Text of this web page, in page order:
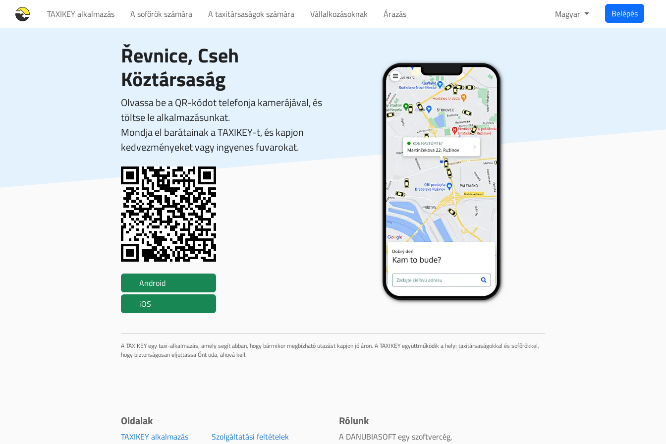
TAXIKEY alkalmazás A sofőrök számára A taxitársaságok számára Vállalkozásoknak Árazás Magyar Belépés
Řevnice, Cseh
Köztársaság
Olvassa be a QR-kódot telefonja kamerájával, és
töltse le alkalmazásunkat.
Mondja el barátainak a TAXIKEY-t, és kapjon
kedvezményeket vagy ingyenes fuvarokat.
Android
iOS
A TAXIKEY egy taxi-alkalmazás, amely segít abban, hogy bármikor megbízható utazást kapjon jó áron. A TAXIKEY együttműködik a helyi taxitársaságokkal és sofőrökkel,
hogy biztonságosan eljuttassa Önt oda, ahová kell.
Oldalak
TAXIKEY alkalmazás
Szolgáltatási feltételek
Rólunk
A DANUBIASOFT egy szoftvercég,